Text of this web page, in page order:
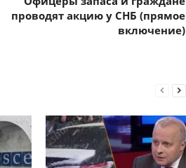
проводят акцию у СНБ (прямое
включение)